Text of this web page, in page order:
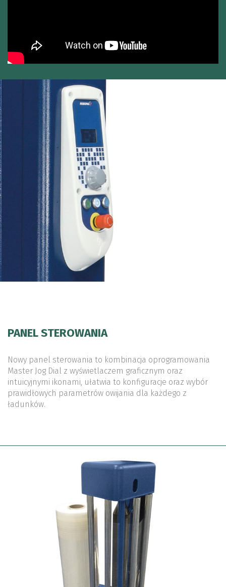
PANEL STEROWANIA
Nowy panel sterowania to kombinacja oprogramowania
Master Jog Dial z wyświetlaczem graficznym oraz
intuicyjnymi ikonami, ułatwia to konfiguracje oraz wybór
prawidłowych parametrów owijania dla każdego z
ładunków.